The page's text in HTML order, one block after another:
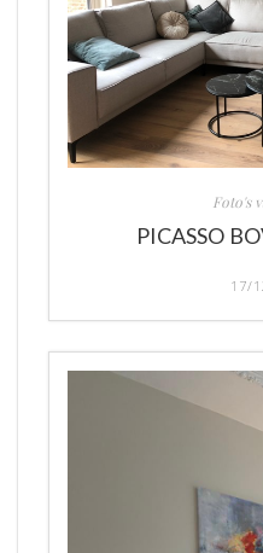
Foto's
PICASSO
17/